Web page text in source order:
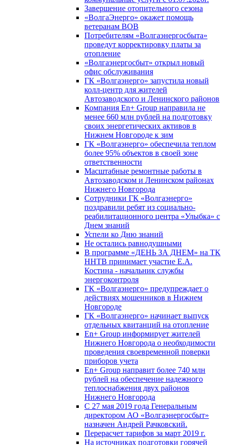
Завершение отопительного сезона
«ВолгаЭнерго» окажет помощь
ветеранам ВОВ
Потребителям «Волгаэнергосбыта»
проведут корректировку платы за
отопление
«Волгаэнергосбыт» открыл новый
офис обслуживания
ГК «Волгаэнерго» запустила новый
колл-центр для жителей
Автозаводского и Ленинского районов
Компания En+ Group направила не
менее 660 млн рублей на подготовку
своих энергетических активов в
Нижнем Новгороде к зим
ГК «Волгаэнерго» обеспечила теплом
более 95% объектов в своей зоне
ответственности
Масштабные ремонтные работы в
Автозаводском и Ленинском районах
Нижнего Новгорода
Сотрудники ГК «Волгаэнерго»
поздравили ребят из социально-
реабилитационного центра «Улыбка» с
Днем знаний
Успели ко Дню знаний
Не остались равнодушными
В программе «ДЕНЬ ЗА ДНЕМ» на ТК
ННТВ принимает участие Е.А.
Костина - начальник службы
энергоконтроля
ГК «Волгаэнерго» предупреждает о
действиях мошенников в Нижнем
Новгороде
ГК «Волгаэнерго» начинает выпуск
отдельных квитанций на отопление
En+ Group информирует жителей
Нижнего Новгорода о необходимости
проведения своевременной поверки
приборов учета
En+ Group направит более 740 млн
рублей на обеспечение надежного
теплоснабжения двух районов
Нижнего Новгорода
С 27 мая 2019 года Генеральным
директором АО «Волгаэнергосбыт»
назначен Андрей Рачковский.
Перерасчет тарифов за март 2019 г.
На источниках подготовки горячей